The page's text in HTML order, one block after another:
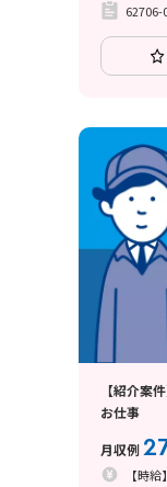
62706-
【紹介案
お仕事
月収例
【時